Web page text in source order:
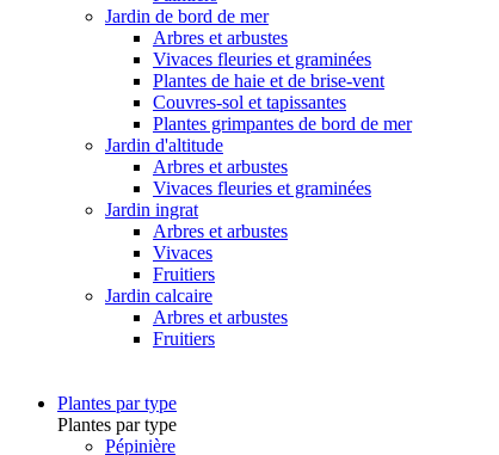
Jardin de bord de mer
Arbres et arbustes
Vivaces fleuries et graminées
Plantes de haie et de brise-vent
Couvres-sol et tapissantes
Plantes grimpantes de bord de mer
Jardin d'altitude
Arbres et arbustes
Vivaces fleuries et graminées
Jardin ingrat
Arbres et arbustes
Vivaces
Fruitiers
Jardin calcaire
Arbres et arbustes
Fruitiers
Plantes par type
Plantes par type
Pépinière